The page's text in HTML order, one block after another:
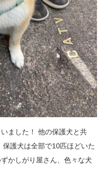
ました！ 他の保護犬と共
護犬は全部で10匹ほどいた
かしがり屋さん、色々な犬